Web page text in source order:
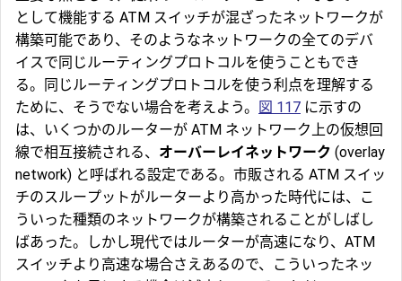
として機能する ATM スイッチが混ざったネットワークが
構築可能であり、そのようなネットワークの全てのデバ
イスで同じルーティングプロトコルを使うこともでき
る。同じルーティングプロトコルを使う利点を理解する
ために、そうでない場合を考えよう。
図 117 に示すの
は、いくつかのルーターが ATM ネットワーク上の仮想回
線で相互接続される、 オーバーレイネットワーク (overlay
network) と呼ばれる設定である。市販される ATM スイッ
チのスループットがルーターより高かった時代には、こ
ういった種類のネットワークが構築されることがしばし
ばあった。しかし現代ではルーターが高速になり、ATM
スイッチより高速な場合さえあるので、こういったネッ